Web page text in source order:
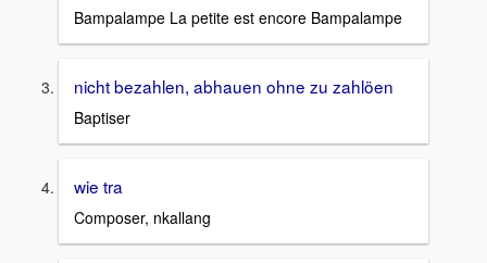
Bampalampe La petite est encore Bampalampe
nicht bezahlen, abhauen ohne zu zahlöen
Baptiser
wie tra
Composer, nkallang